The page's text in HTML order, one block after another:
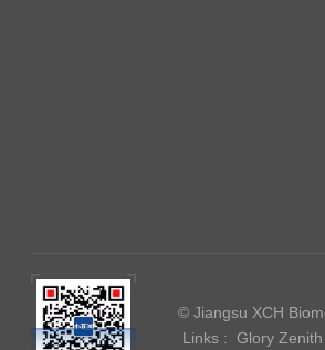
© Jiangsu XCH
Links :
Glory Zenith